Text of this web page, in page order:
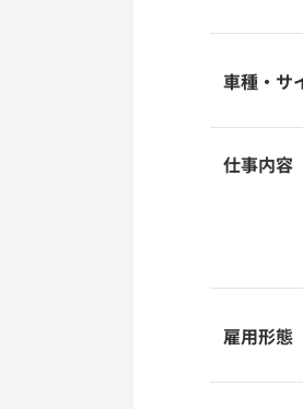
車種・サ
仕事内容
雇用形態